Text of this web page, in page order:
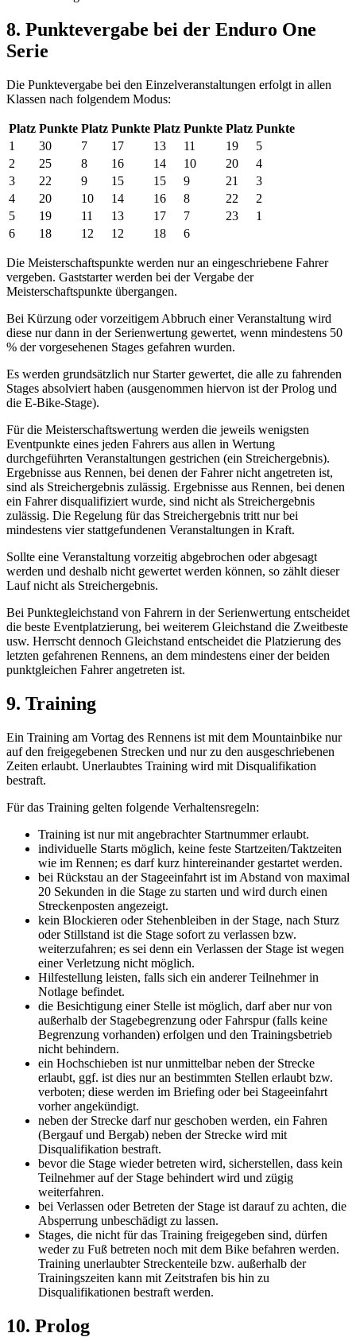
8. Punktevergabe bei der Enduro One
Serie
Die Punktevergabe bei den Einzelveranstaltungen erfolgt in allen
Klassen nach folgendem Modus:
Platz Punkte Platz Punkte Platz Punkte Platz Punkte
1
30 7 17 13 11 19
5
2
25 8 16 14 10 20
4
3
22 9 15 15 9 21
3
4
20 10 14 16 8 22
2
5
19 11 13 17 7 23
1
6
18 12 12 18 6
Die Meisterschaftspunkte werden nur an eingeschriebene Fahrer
vergeben. Gaststarter werden bei der Vergabe der
Meisterschaftspunkte übergangen.
Bei Kürzung oder vorzeitigem Abbruch einer Veranstaltung wird
diese nur dann in der Serienwertung gewertet, wenn mindestens 50
% der vorgesehenen Stages gefahren wurden.
Es werden grundsätzlich nur Starter gewertet, die alle zu fahrenden
Stages absolviert haben (ausgenommen hiervon ist der Prolog und
die E-Bike-Stage).
Für die Meisterschaftswertung werden die jeweils wenigsten
Eventpunkte eines jeden Fahrers aus allen in Wertung
durchgeführten Veranstaltungen gestrichen (ein Streichergebnis).
Ergebnisse aus Rennen, bei denen der Fahrer nicht angetreten ist,
sind als Streichergebnis zulässig. Ergebnisse aus Rennen, bei denen
ein Fahrer disqualifiziert wurde, sind nicht als Streichergebnis
zulässig. Die Regelung für das Streichergebnis tritt nur bei
mindestens vier stattgefundenen Veranstaltungen in Kraft.
Sollte eine Veranstaltung vorzeitig abgebrochen oder abgesagt
werden und deshalb nicht gewertet werden können, so zählt dieser
Lauf nicht als Streichergebnis.
Bei Punktegleichstand von Fahrern in der Serienwertung entscheidet
die beste Eventplatzierung, bei weiterem Gleichstand die Zweitbeste
usw. Herrscht dennoch Gleichstand entscheidet die Platzierung des
letzten gefahrenen Rennens, an dem mindestens einer der beiden
punktgleichen Fahrer angetreten ist.
9. Training
Ein Training am Vortag des Rennens ist mit dem Mountainbike nur
auf den freigegebenen Strecken und nur zu den ausgeschriebenen
Zeiten erlaubt. Unerlaubtes Training wird mit Disqualifikation
bestraft.
Für das Training gelten folgende Verhaltensregeln:
Training ist nur mit angebrachter Startnummer erlaubt.
individuelle Starts möglich, keine feste Startzeiten/Taktzeiten
wie im Rennen; es darf kurz hintereinander gestartet werden.
bei Rückstau an der Stageeinfahrt ist im Abstand von maximal
20 Sekunden in die Stage zu starten und wird durch einen
Streckenposten angezeigt.
kein Blockieren oder Stehenbleiben in der Stage, nach Sturz
oder Stillstand ist die Stage sofort zu verlassen bzw.
weiterzufahren; es sei denn ein Verlassen der Stage ist wegen
einer Verletzung nicht möglich.
Hilfestellung leisten, falls sich ein anderer Teilnehmer in
Notlage befindet.
die Besichtigung einer Stelle ist möglich, darf aber nur von
außerhalb der Stagebegrenzung oder Fahrspur (falls keine
Begrenzung vorhanden) erfolgen und den Trainingsbetrieb
nicht behindern.
ein Hochschieben ist nur unmittelbar neben der Strecke
erlaubt, ggf. ist dies nur an bestimmten Stellen erlaubt bzw.
verboten; diese werden im Briefing oder bei Stageeinfahrt
vorher angekündigt.
neben der Strecke darf nur geschoben werden, ein Fahren
(Bergauf und Bergab) neben der Strecke wird mit
Disqualifikation bestraft.
bevor die Stage wieder betreten wird, sicherstellen, dass kein
Teilnehmer auf der Stage behindert wird und zügig
weiterfahren.
bei Verlassen oder Betreten der Stage ist darauf zu achten, die
Absperrung unbeschädigt zu lassen.
Stages, die nicht für das Training freigegeben sind, dürfen
weder zu Fuß betreten noch mit dem Bike befahren werden.
Training unerlaubter Streckenteile bzw. außerhalb der
Trainingszeiten kann mit Zeitstrafen bis hin zu
Disqualifikationen bestraft werden.
10. Prolog